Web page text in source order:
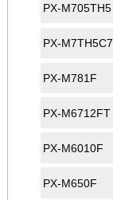
PX-M705TH5
PX-M7TH5C7
PX-M781F
PX-M6712FT
PX-M6010F
PX-M650F